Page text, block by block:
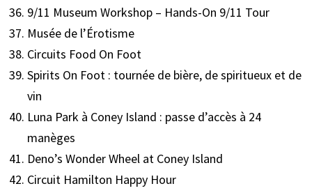
9/11 Museum Workshop – Hands-On 9/11 Tour
Musée de l’Érotisme
Circuits Food On Foot
Spirits On Foot : tournée de bière, de spiritueux et de
vin
Luna Park à Coney Island : passe d’accès à 24
manèges
Deno’s Wonder Wheel at Coney Island
Circuit Hamilton Happy Hour